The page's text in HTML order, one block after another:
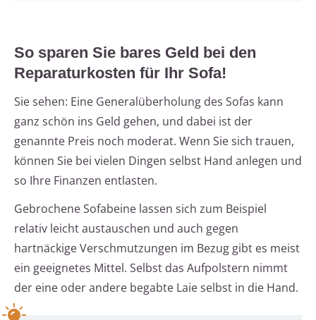
So sparen Sie bares Geld bei den
Reparaturkosten für Ihr Sofa!
Sie sehen: Eine Generalüberholung des Sofas kann
ganz schön ins Geld gehen, und dabei ist der
genannte Preis noch moderat. Wenn Sie sich trauen,
können Sie bei vielen Dingen selbst Hand anlegen und
so Ihre Finanzen entlasten.
Gebrochene Sofabeine lassen sich zum Beispiel
relativ leicht austauschen und auch gegen
hartnäckige Verschmutzungen im Bezug gibt es meist
ein geeignetes Mittel. Selbst das Aufpolstern nimmt
der eine oder andere begabte Laie selbst in die Hand.